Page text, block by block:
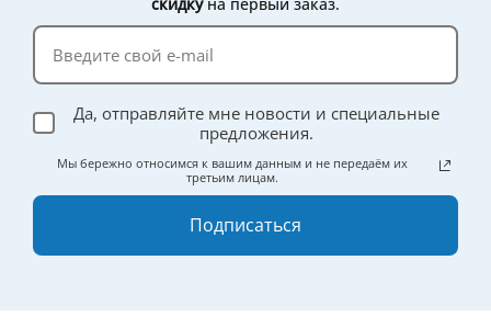
Да, отправляйте мне новости и специальные
предложения.
Мы бережно относимся к вашим данным и не передаём их
третьим лицам.
Подписаться